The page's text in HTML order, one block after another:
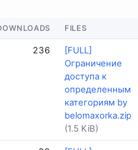
FILES
236
[FULL]
Ограничение
доступа к
определенным
категориям by
belomaxorka.zip
(1.5 KiB)